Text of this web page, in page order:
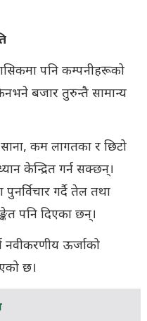
पनि कम्पनीहरूको
बजार तुरुन्तै सामान्य
कम लागतका र छिटो
केन्द्रित गर्न सक्छन्।
गर्दै तेल तथा
पनि दिएका छन्।
नवीकरणीय ऊर्जाको
छ।